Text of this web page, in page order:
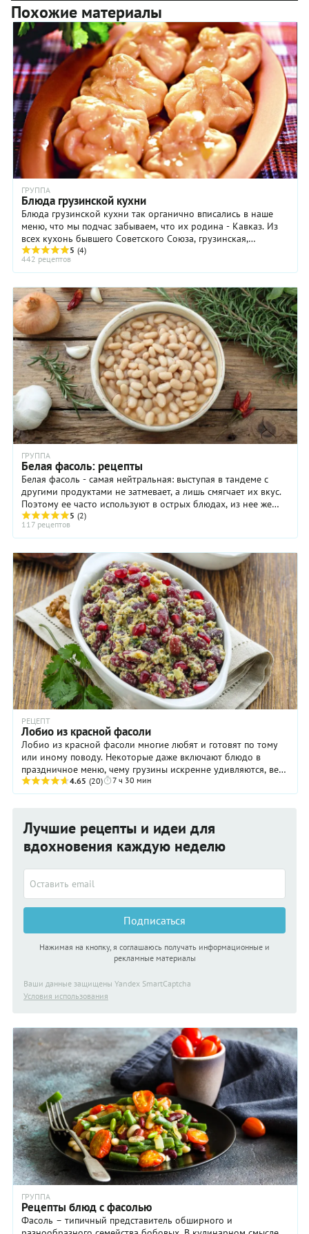
Похожие материалы
ГРУППА
Блюда грузинской кухни
Блюда грузинской кухни так органично вписались в наше
меню, что мы подчас забываем, что их родина - Кавказ. Из
всех кухонь бывшего Советского Союза, грузинская,
пожалуй, стала самой интернациональной. ...
5 (4)
442 рецептов
ГРУППА
Белая фасоль: рецепты
Белая фасоль - самая нейтральная: выступая в тандеме с
другими продуктами не затмевает, а лишь смягчает их вкус.
Поэтому ее часто используют в острых блюдах, из нее же
готовят пюре и добавляют в ...
5 (2)
117 рецептов
РЕЦЕПТ
Лобио из красной фасоли
Лобио из красной фасоли многие любят и готовят по тому
или иному поводу. Некоторые даже включают блюдо в
праздничное меню, чему грузины искренне удивляются, ведь
они традиционно подают такую закуску ...
4.65 (20) 7 ч 30 мин
Лучшие рецепты и идеи для
вдохновения каждую неделю
Подписаться
Нажимая на кнопку, я соглашаюсь получать информационные и
рекламные материалы
Ваши данные защищены Yandex SmartCaptcha
Условия использования
ГРУППА
Рецепты блюд с фасолью
Фасоль – типичный представитель обширного и